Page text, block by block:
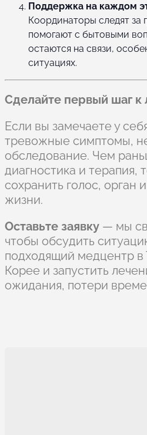
Поддержка на каждом
Координаторы следят за
помогают с бытовыми
остаются на связи,
ситуациях.
Сделайте первый шаг к
Если вы замечаете у
тревожные симптомы,
обследование. Чем
диагностика и
сохранить голос, орган
жизни.
Оставьте заявку — мы
чтобы обсудить
подходящий медцентр
Корее и запустить
ожидания, потери